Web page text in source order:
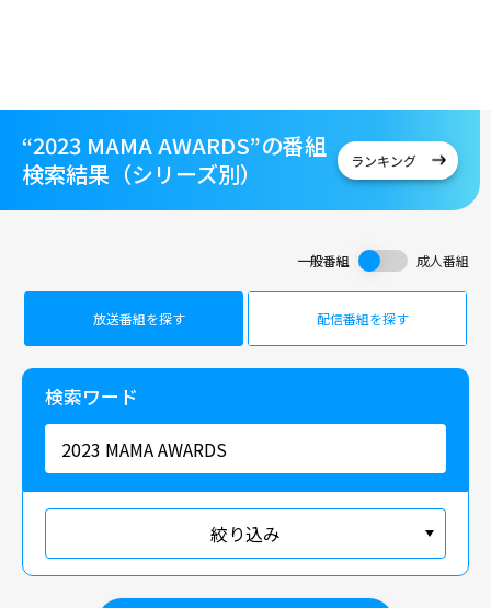
“2023 MAMA AWARDS”の番組
検索結果（シリーズ別）
ランキング
一般番組 成人番組
放送番組を探す 配信番組を探す
検索ワード
絞り込み